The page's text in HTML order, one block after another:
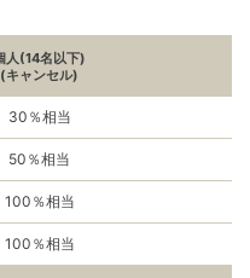
人(14名以下)
(キャンセル)
30％相当
50％相当
100％相当
100％相当